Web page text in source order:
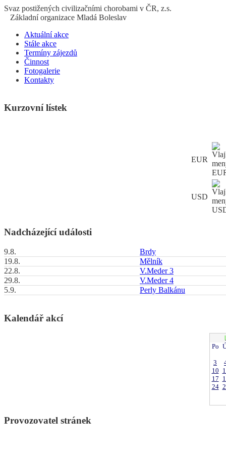
Svaz postižených civilizačními chorobami v ČR, z.s.
Základní organizace Mladá Boleslav
Aktuální akce
Stále akce
Termíny zájezdů
Činnost
Fotogalerie
Kontakty
Kurzovní lístek
EUR
USD
Nadcházející události
9.8.
Brdy
19.8.
Mělník
22.8.
V.Meder 3
29.8.
V.Meder 4
5.9.
Perly Balkánu
Kalendář akcí
Po
3
10
17
24
Provozovatel stránek